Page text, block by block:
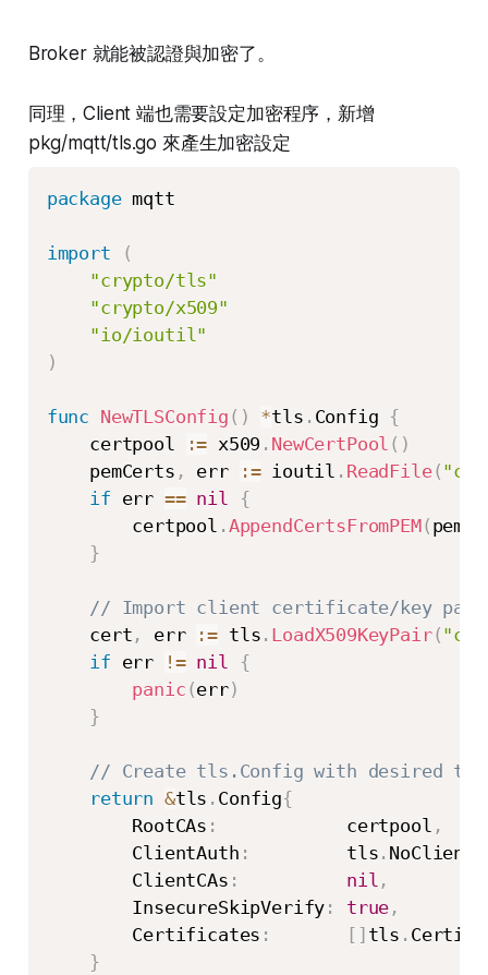
Broker 就能被認證與加密了。
同理，Client 端也需要設定加密程序，新增
pkg/mqtt/tls.go 來產生加密設定
package mqtt
import
(
"crypto/tls"
"crypto/x509"
"io/ioutil"
)
func NewTLSConfig ( ) *tls . Config {
    certpool
:= x509 . NewCertPool ( )
    pemCerts
, err := ioutil . ReadFile(
if err == nil
{
        certpool
. AppendCertsFromPEM(
}
// Import client certificate/key pair
    cert
, err := tls . LoadX509KeyPair(
if err != nil
{
panic (err)
}
// Create tls.Config with desired
return &tls . Config{
        RootCAs
:
            certpool
,
        ClientAuth
:
         tls
.
        ClientCAs
: nil ,
        InsecureSkipVerify
: true ,
        Certificates
: [ ] tls .
}